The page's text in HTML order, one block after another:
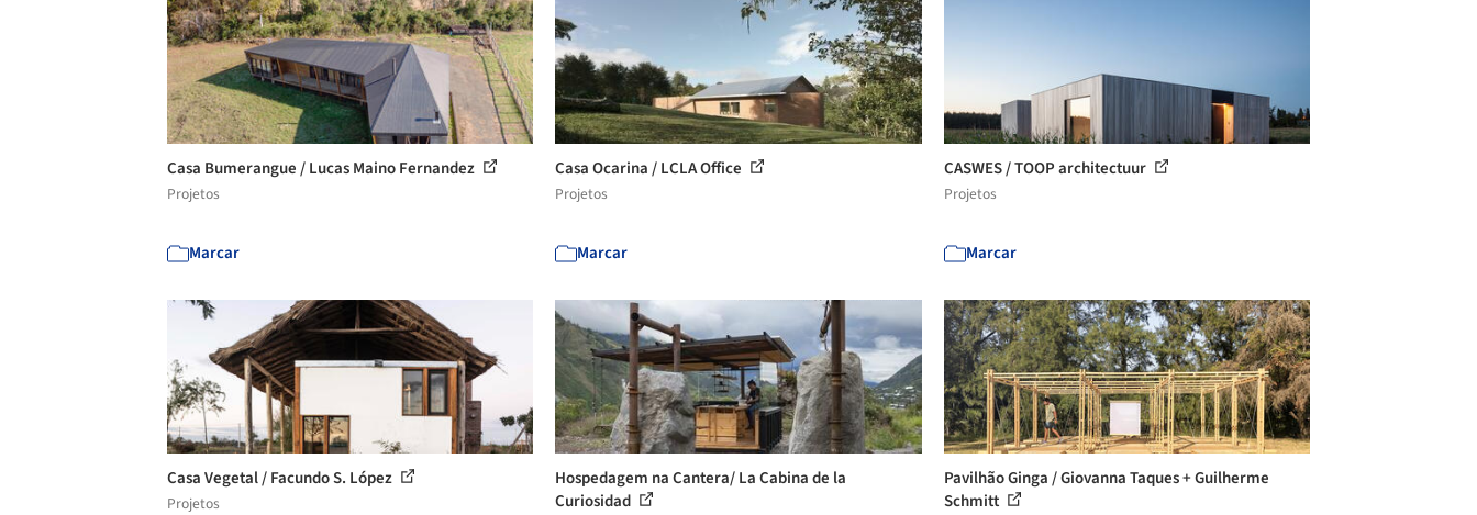
Casa Bumerangue / Lucas Maino Fernandez
Projetos
Marcar
Casa Ocarina / LCLA Office
Projetos
Marcar
CASWES / TOOP architectuur
Projetos
Marcar
Casa Vegetal / Facundo S. López
Projetos
Hospedagem na Cantera/ La Cabina de la
Curiosidad
Pavilhão Ginga / Giovanna Taques + Guilherme
Schmitt